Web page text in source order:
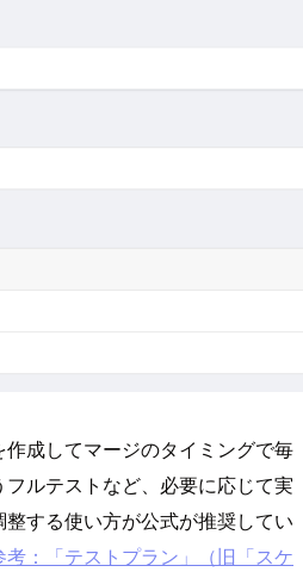
成してマージのタイミングで毎
ルテストなど、必要に応じて実
する使い方が公式が推奨してい
考：「テストプラン」（旧「スケ